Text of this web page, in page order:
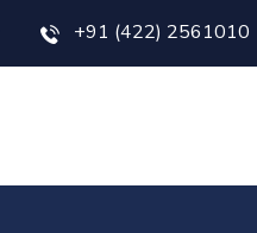
+91 (422) 2561010